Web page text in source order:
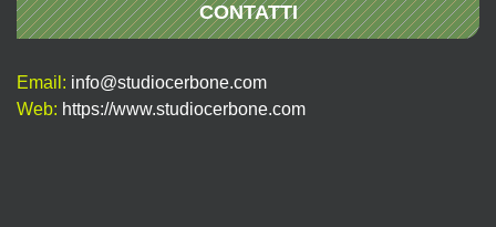
CONTATTI
Email: info@studiocerbone.com
Web: https://www.studiocerbone.com